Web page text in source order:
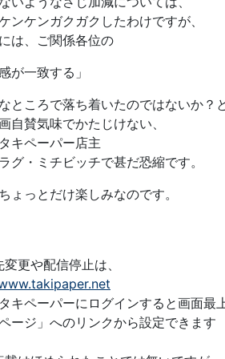
ンケンガクガクしたわけですが、
は、ご関係各位の
が一致する」
ところで落ち着いたのではないか？と
自賛気味でかたじけない、
キペーパー店主
グ・ミチビッチで甚だ恐縮です。
ょっとだけ楽しみなのです。
更や配信停止は、
キペーパーにログインすると画面最
ページ」へのリンクから設定できます